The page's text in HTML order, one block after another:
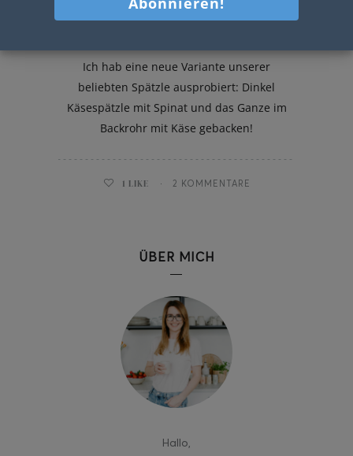
Ich hab eine neue Variante unserer
beliebten Spätzle ausprobiert: Dinkel
Käsespätzle mit Spinat und das Ganze im
Backrohr mit Käse gebacken!
1 LIKE 2 KOMMENTARE
ÜBER MICH
Hallo,